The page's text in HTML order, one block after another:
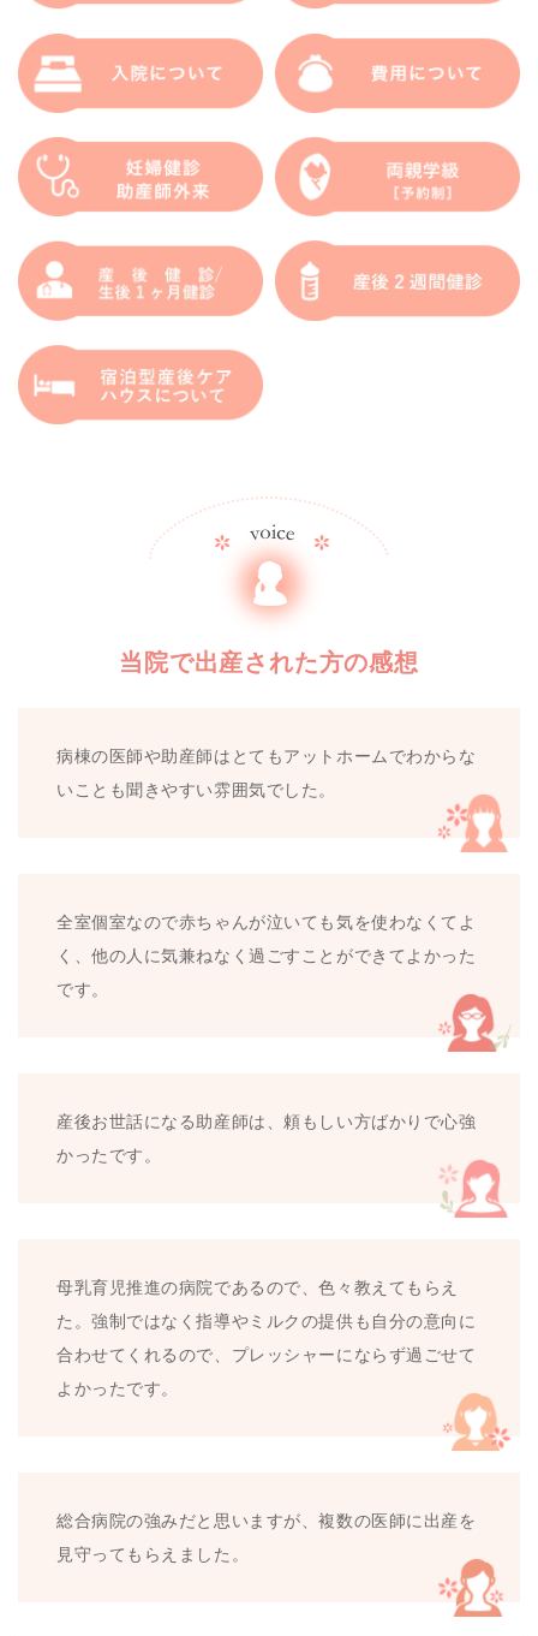
当院で出産された方の感想
病棟の医師や助産師はとてもアットホームでわからな
いことも聞きやすい雰囲気でした。
全室個室なので赤ちゃんが泣いても気を使わなくてよ
く、他の人に気兼ねなく過ごすことができてよかった
です。
産後お世話になる助産師は、頼もしい方ばかりで心強
かったです。
母乳育児推進の病院であるので、色々教えてもらえ
た。強制ではなく指導やミルクの提供も自分の意向に
合わせてくれるので、プレッシャーにならず過ごせて
よかったです。
総合病院の強みだと思いますが、複数の医師に出産を
見守ってもらえました。